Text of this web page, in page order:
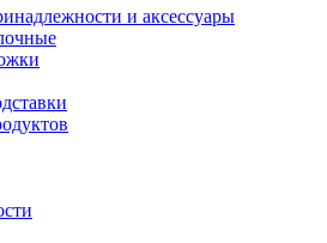
и аксессуары